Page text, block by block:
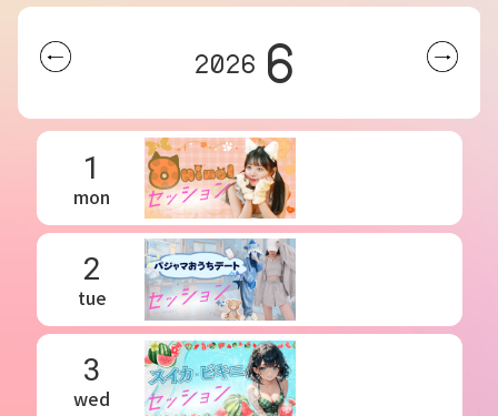
2026 6
1
mon
2
tue
3
wed